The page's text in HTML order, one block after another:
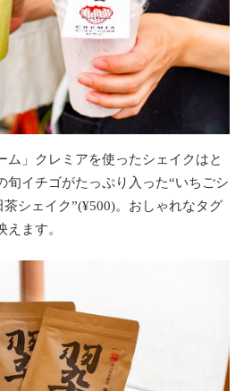
ム」クレミアを使ったシェイクはと
旬イチゴがたっぷり入った“いちごシ
茶シェイク”(¥500)。おしゃれなタグ
えます。